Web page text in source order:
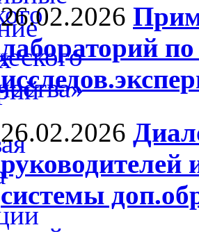
26.02.2026
лабораторий
26.02.2026
руководителей
системы